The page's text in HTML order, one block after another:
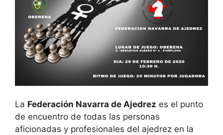
La Federación Navarra de Ajedrez es el punto
de encuentro de todas las personas
aficionadas y profesionales del ajedrez en la